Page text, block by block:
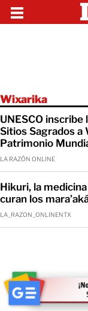
Wixarika
UNESCO
Sitios Sagrados a
Patrimonio
LA RAZÓN ONLINE
Hikuri, la
curan los
LA_RAZON_ONLINENTX